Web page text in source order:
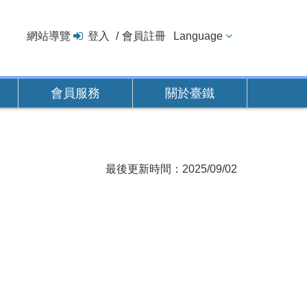
網站導覽 登入 會員註冊 Language
會員服務 關於臺鐵
最後更新時間：2025/09/02